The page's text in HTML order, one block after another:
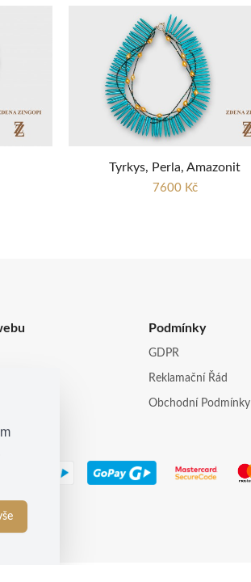
Tyrkys, Perla, Amazonit
7600 Kč
Podmínky
GDPR
Reklamační Řád
Obchodní Podmínky